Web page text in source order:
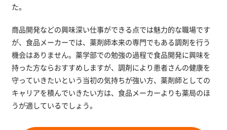
た。
商品開発などの興味深い仕事ができる点では魅力的な職場です
が、食品メーカーでは、薬剤師本来の専門でもある調剤を行う
機会はありません。薬学部での勉強の過程で食品開発に興味を
持った方ならおすすめしますが、調剤により患者さんの健康を
守っていきたいという当初の気持ちが強い方、薬剤師としての
キャリアを積んでいきたい方は、食品メーカーよりも薬局のほ
うが適しているでしょう。